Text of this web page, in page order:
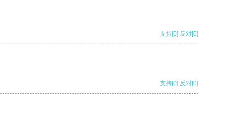
支持[0] 反对[0]
支持[0] 反对[0]